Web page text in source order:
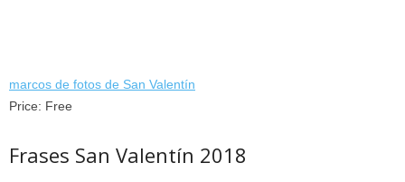
marcos de fotos de San Valentín
Price: Free
Frases San Valentín 2018